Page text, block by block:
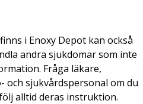
i Enoxy Depot kan också
andra sjukdomar som inte
Fråga läkare,
och sjukvårdspersonal om du
alltid deras instruktion.